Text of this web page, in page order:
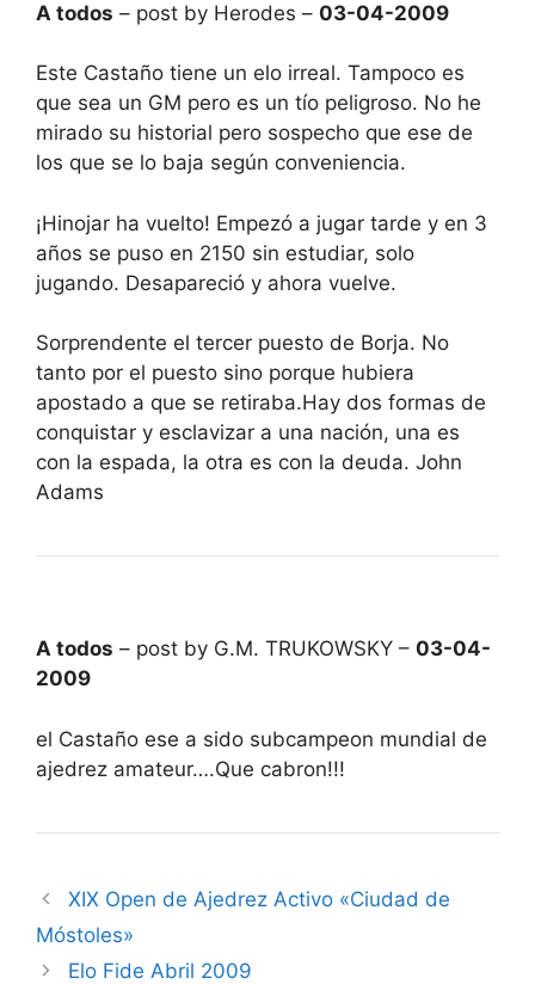
A todos – post by Herodes – 03-04-2009
Este Castaño tiene un elo irreal. Tampoco es
que sea un GM pero es un tío peligroso. No he
mirado su historial pero sospecho que ese de
los que se lo baja según conveniencia.
¡Hinojar ha vuelto! Empezó a jugar tarde y en 3
años se puso en 2150 sin estudiar, solo
jugando. Desapareció y ahora vuelve.
Sorprendente el tercer puesto de Borja. No
tanto por el puesto sino porque hubiera
apostado a que se retiraba.Hay dos formas de
conquistar y esclavizar a una nación, una es
con la espada, la otra es con la deuda. John
Adams
A todos – post by G.M. TRUKOWSKY – 03-04-
2009
el Castaño ese a sido subcampeon mundial de
ajedrez amateur….Que cabron!!!
XIX Open de Ajedrez Activo «Ciudad de
Móstoles»
Elo Fide Abril 2009